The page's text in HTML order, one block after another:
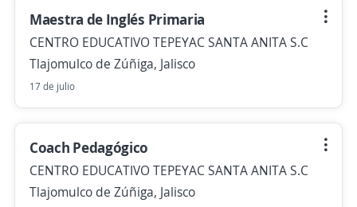
Maestra de Inglés Primaria
CENTRO EDUCATIVO TEPEYAC SANTA ANITA S.C
Tlajomulco de Zúñiga, Jalisco
17 de julio
Coach Pedagógico
CENTRO EDUCATIVO TEPEYAC SANTA ANITA S.C
Tlajomulco de Zúñiga, Jalisco